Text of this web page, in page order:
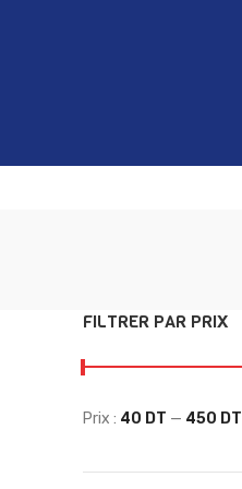
FILTRER PAR PRIX
Prix : 40 DT — 450 DT